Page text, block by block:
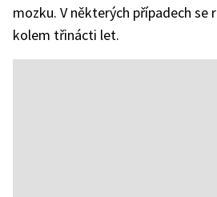
mozku. V některých případech se
kolem třinácti let.